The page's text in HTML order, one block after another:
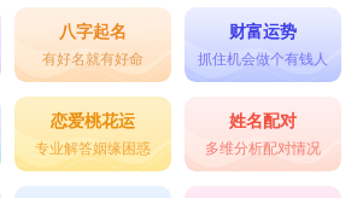
八字起名
有好名就有好命
财富运势
抓住机会做个有钱人
恋爱桃花运
专业解答姻缘困惑
姓名配对
多维分析配对情况